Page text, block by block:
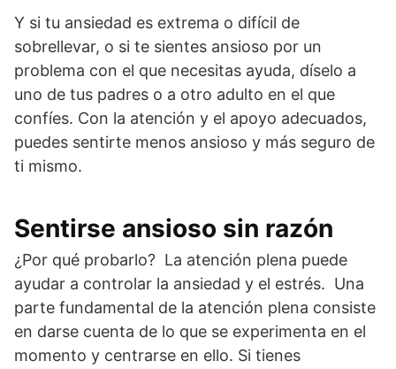
Y si tu ansiedad es extrema o difícil de
sobrellevar, o si te sientes ansioso por un
problema con el que necesitas ayuda, díselo a
uno de tus padres o a otro adulto en el que
confíes. Con la atención y el apoyo adecuados,
puedes sentirte menos ansioso y más seguro de
ti mismo.
Sentirse ansioso sin razón
¿Por qué probarlo? La atención plena puede
ayudar a controlar la ansiedad y el estrés. Una
parte fundamental de la atención plena consiste
en darse cuenta de lo que se experimenta en el
momento y centrarse en ello. Si tienes